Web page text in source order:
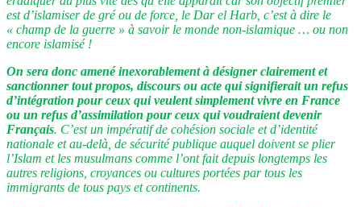
est d’islamiser de gré ou de force, le Dar el Harb, c’est à dire le
« champ de la guerre » à savoir le monde non-islamique … ou non
encore islamisé !
On sera donc amené inexorablement à désigner clairement et
sanctionner tout propos, discours ou acte qui signifierait un refus
d’intégration pour ceux qui veulent simplement vivre en France
ou un refus d’assimilation pour ceux qui voudraient devenir
Français. C’est un impératif de cohésion sociale et d’identité
nationale et au-delà, de sécurité publique auquel doivent se plier
l’Islam et les musulmans comme l’ont fait depuis longtemps les
autres religions, croyances ou cultures portées par tous les
immigrants de tous pays et continents.